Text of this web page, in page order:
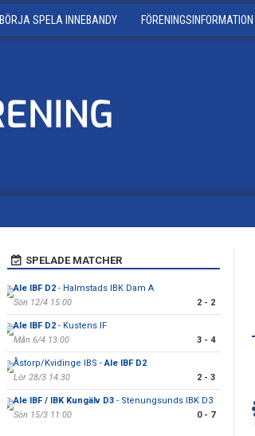
BÖRJA SPELA INNEBANDY FÖRENINGSINFORMATION
SPELADE MATCHER
Ale IBF D2- Halmstads IBK Dam A
Sön 12/4 15:00
2 - 2
Ale IBF D2- Kustens IF
Mån 6/4 13:00
3 - 4
Åstorp/Kvidinge IBS -Ale IBF D2
Lör 28/3 14:30
2 - 3
Ale IBF / IBK Kungälv D3- Stenungsunds IBK D3
Sön 15/3 11:00
0 - 7